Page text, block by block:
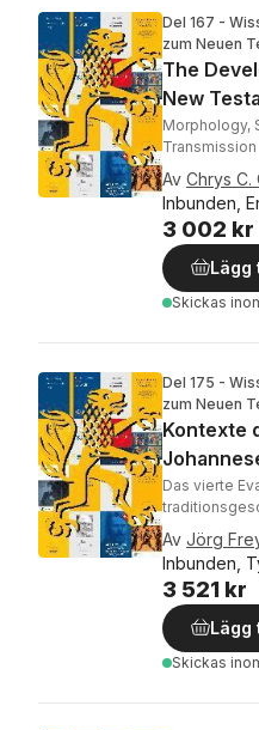
Del 167 -
zum Neuen
The
New
Morphology,
Transmission
Av Chrys C.
Inbunden,
3 002 kr
Lägg
Skickas
Del 175 -
zum Neuen
Kontexte
Das vierte
Av Jörg
Inbunden,
3 521 kr
Lägg
Skickas